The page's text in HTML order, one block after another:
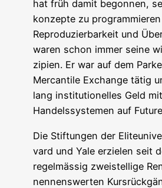
hat früh damit begon­nen,
kon­zep­te zu
Repro­du­zier­bar­keit und
waren schon immer sei­ne
zi­pi­en. Er war auf dem
Mer­can­ti­le Exch­an­ge tätig
lang insti­tu­tio­nel­les Geld
Han­dels­sys­te­men auf
Die Stif­tun­gen der
vard und Yale erzie­len seit
regel­mäs­sig zwei­stel­li­ge
nen­nens­wer­ten